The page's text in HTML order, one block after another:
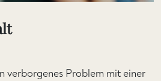
verborgenes Problem mit einer